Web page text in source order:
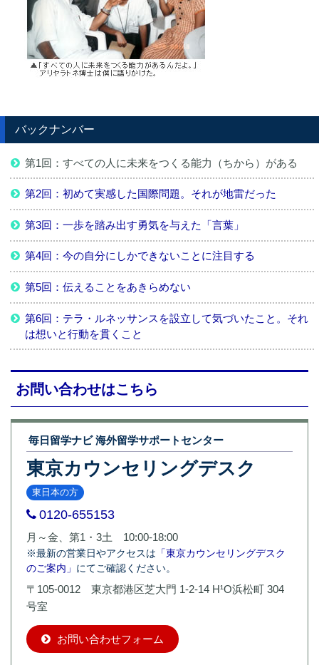
バックナンバー
第1回：すべての人に未来をつくる能力（ちから）がある
第2回：初めて実感した国際問題。それが地雷だった
第3回：一歩を踏み出す勇気を与えた「言葉」
第4回：今の自分にしかできないことに注目する
第5回：伝えることをあきらめない
第6回：テラ・ルネッサンスを設立して気づいたこと。それ
は想いと行動を貫くこと
お問い合わせはこちら
毎日留学ナビ 海外留学サポートセンター
東京カウンセリングデスク
東日本の方
0120-655153
月～金、第1・3土 10:00-18:00
※最新の営業日やアクセスは 「東京カウンセリングデスク
のご案内」 にてご確認ください。
〒105-0012 東京都港区芝大門 1-2-14 H¹O浜松町 304
号室
お問い合わせフォーム